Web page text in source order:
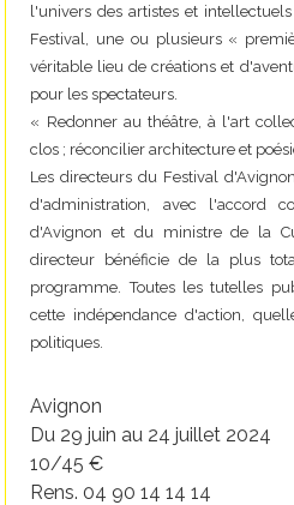
l'univers des artistes et
Festival, une ou plusieurs «
véritable lieu de créations et
pour les spectateurs.
« Redonner au théâtre, à l'art
clos ; réconcilier architecture et
Les directeurs du Festival
d'administration, avec l'accord
d'Avignon et du ministre de la
directeur bénéficie de la plus
programme. Toutes les tutelles
cette indépendance d'action,
politiques.
Avignon
Du 29 juin au 24 juillet 2024
10/45 €
Rens. 04 90 14 14 14